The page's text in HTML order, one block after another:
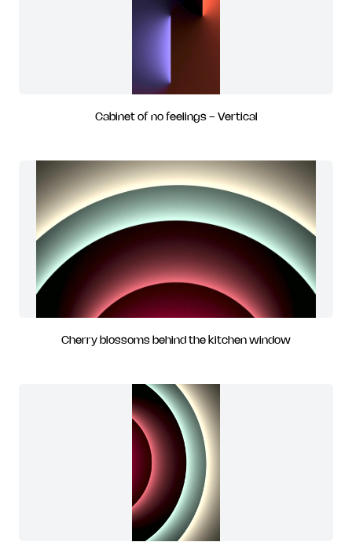
Cabinet of no feelings - Vertical
Cherry blossoms behind the kitchen window